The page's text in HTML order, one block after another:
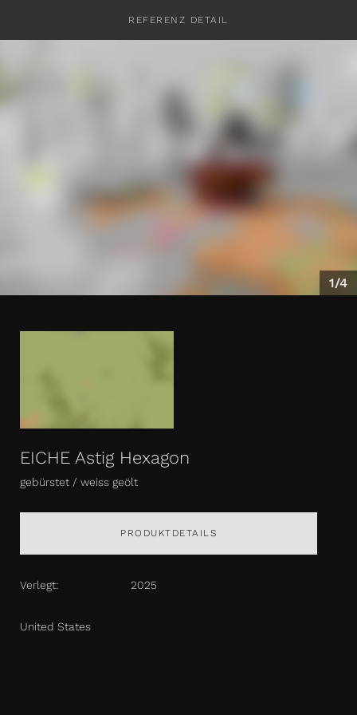
REFERENZ DETAIL
1/4
EICHE Astig Hexagon
gebürstet / weiss geölt
PRODUKTDETAILS
Verlegt: 2025
United States